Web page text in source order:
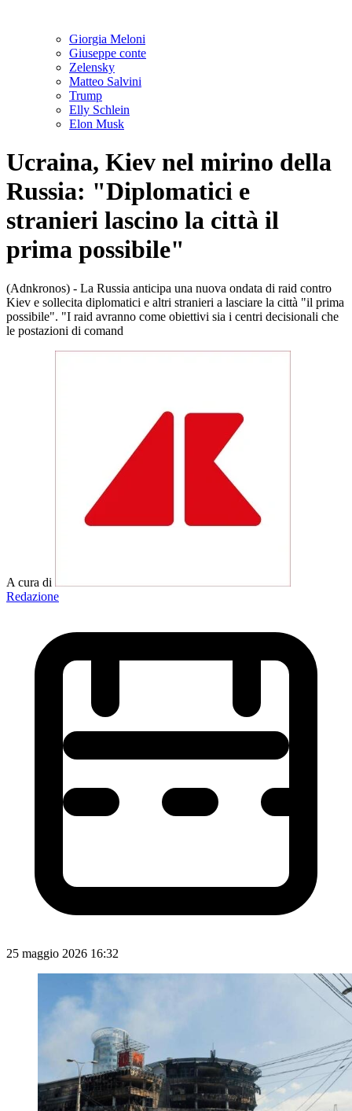
Giorgia Meloni
Giuseppe conte
Zelensky
Matteo Salvini
Trump
Elly Schlein
Elon Musk
Ucraina, Kiev nel mirino della
Russia: "Diplomatici e
stranieri lascino la città il
prima possibile"
(Adnkronos) - La Russia anticipa una nuova ondata di raid contro
Kiev e sollecita diplomatici e altri stranieri a lasciare la città "il prima
possibile". "I raid avranno come obiettivi sia i centri decisionali che
le postazioni di comand
A cura di
Redazione
25 maggio 2026 16:32